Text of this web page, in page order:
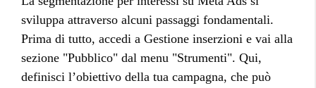
sviluppa attraverso alcuni passaggi fondamentali.
Prima di tutto, accedi a Gestione inserzioni e vai alla
sezione "Pubblico" dal menu "Strumenti". Qui,
definisci l’obiettivo della tua campagna, che può